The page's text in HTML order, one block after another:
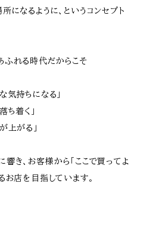
になるように、というコンセプト
ふれる時代だからこそ
気持ちになる」
ち着く」
上がる」
き、お客様から「ここで買ってよ
お店を目指しています。